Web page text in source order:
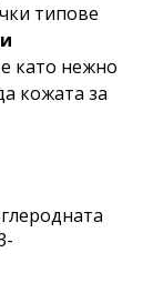
типове
като нежно
кожата за